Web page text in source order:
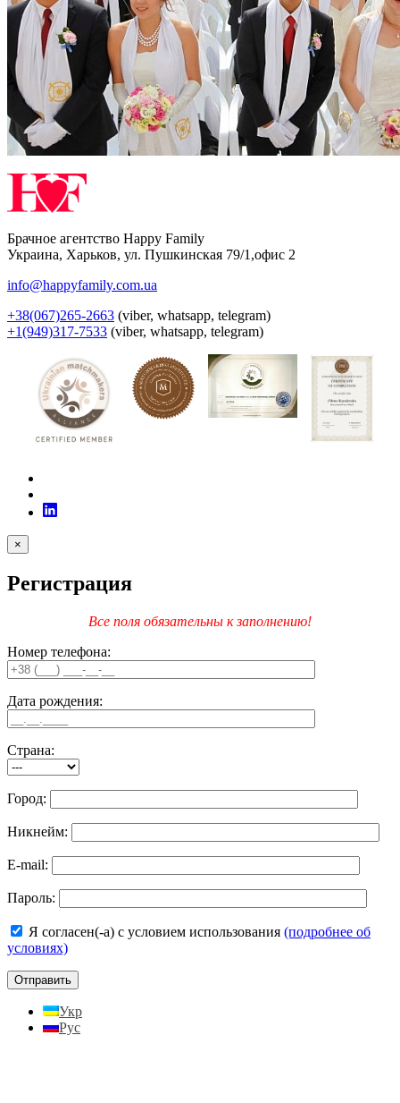
Брачное агентство Happy Family
Украина, Харьков, ул. Пушкинская 79/1,офис 2
info@happyfamily.com.ua
+38(067)265-2663 (viber, whatsapp, telegram)
+1(949)317-7533 (viber, whatsapp, telegram)
×
Регистрация
Все поля обязательны к заполнению!
Номер телефона:
Дата рождения:
Страна:
Город:
Никнейм:
E-mail:
Пароль:
Я согласен(-а) с условием использования (подробнее об
условиях)
Укр
Рус